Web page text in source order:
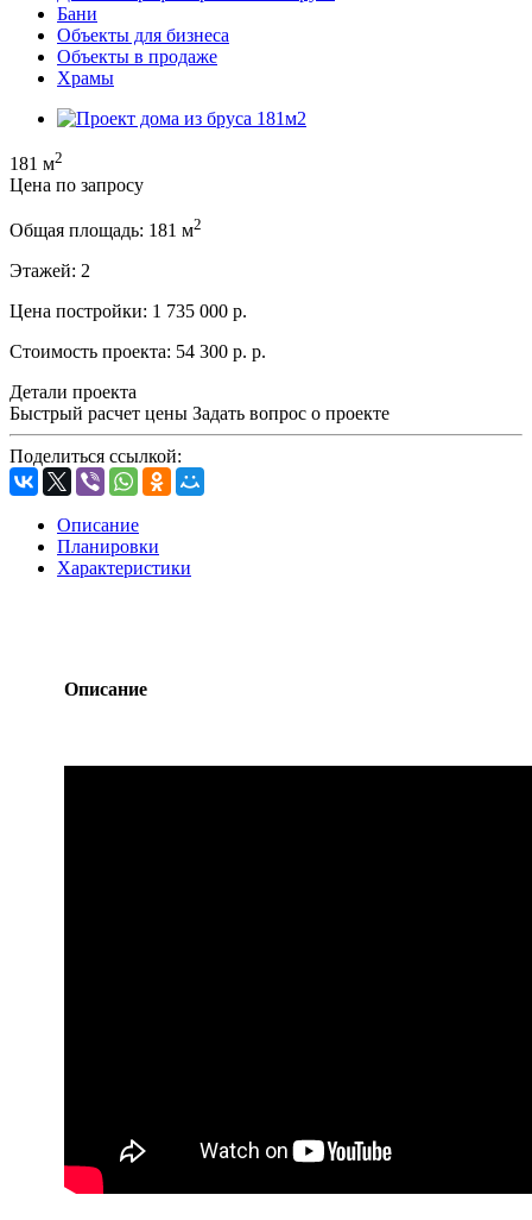
Бани
Объекты для бизнеса
Объекты в продаже
Храмы
181 м2
Цена по запросу
Общая площадь: 181 м2
Этажей: 2
Цена постройки: 1 735 000 р.
Стоимость проекта: 54 300 р. р.
Детали проекта
Быстрый расчет цены Задать вопрос о проекте
Поделиться ссылкой:
Описание
Планировки
Характеристики
Описание